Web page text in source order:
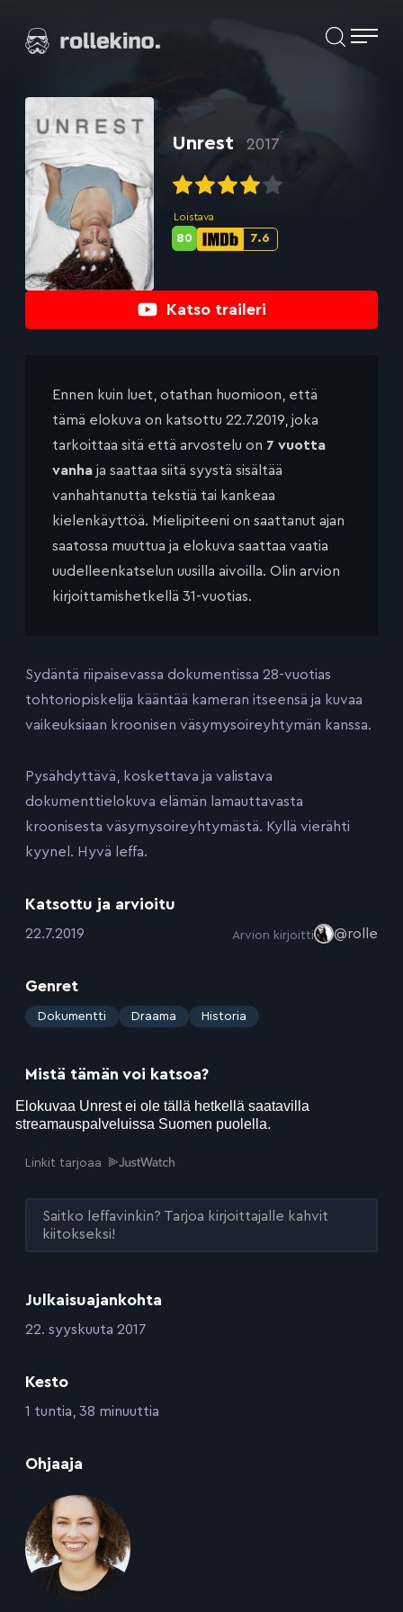
suoraan
Elokuvat ja elokuva-arviot | Rollekino.fi
Katso traileri
Unrest 2017
Loistava
IMDb-
7.6
Metascore-
80
Julkaisuajankohta
:22. syyskuuta 2017
Kesto
:1 tuntia, 38 minuuttia
Ohjaaja
Ennen kuin luet, otathan huomioon, että
tämä elokuva on katsottu 22.7.2019, joka
tarkoittaa sitä että arvostelu on 7 vuotta
vanha ja saattaa siitä syystä sisältää
vanhahtanutta tekstiä tai kankeaa
kielenkäyttöä. Mielipiteeni on saattanut ajan
saatossa muuttua ja elokuva saattaa vaatia
uudelleenkatselun uusilla aivoilla. Olin arvion
kirjoittamishetkellä 31-vuotias.
Sydäntä riipaisevassa dokumentissa 28-vuotias
tohtoriopiskelija kääntää kameran itseensä ja kuvaa
vaikeuksiaan kroonisen väsymysoireyhtymän kanssa.
Pysähdyttävä, koskettava ja valistava
dokumenttielokuva elämän lamauttavasta
kroonisesta väsymysoireyhtymästä. Kyllä vierähti
kyynel. Hyvä leffa.
Katsottu ja arvioitu
:22.7.2019 Arvion kirjoitti @rolle
Genret
: Dokumentti Draama Historia
Mistä tämän voi katsoa?
Linkit tarjoaa
Saitko leffavinkin? Tarjoa kirjoittajalle kahvit
kiitokseksi!